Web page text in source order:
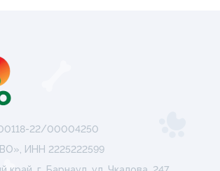
22/00004250
ИНН 2225222599